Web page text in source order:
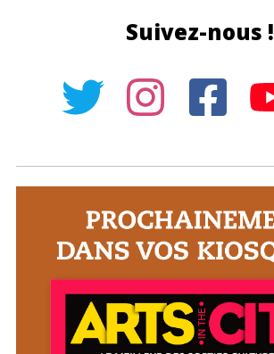
Suivez-nous !